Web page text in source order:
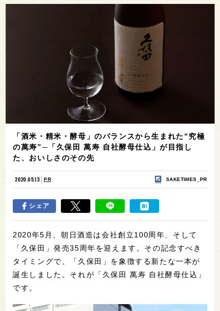
「酒米・精米・酵母」のバランスから生まれた“究極
の萬寿”─「久保田 萬寿 自社酵母仕込」が目指し
た、おいしさのその先
2020.05.13 PR SAKETIMES_PR
シェア
2020年5月、朝日酒造は会社創立100周年、そして
「久保田」発売35周年を迎えます。その記念すべき
タイミングで、「久保田」を象徴する新たな一本が
誕生しました。それが「久保田 萬寿 自社酵母仕込」
です。